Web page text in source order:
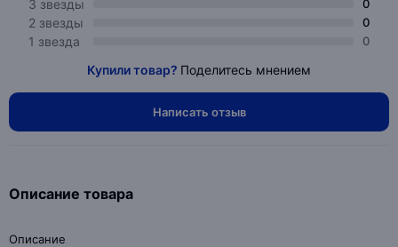
3 звезды 0
2 звезды 0
1 звезда 0
Купили товар? Поделитесь мнением
Написать отзыв
Описание товара
Описание